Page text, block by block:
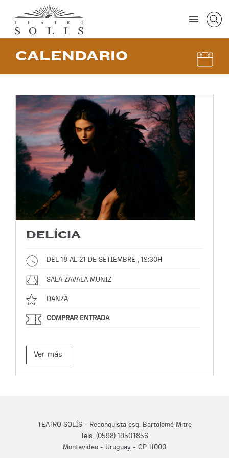
CALENDARIO
DELÍCIA
DEL 18 AL 21 DE SETIEMBRE , 19:30H
SALA ZAVALA MUNIZ
DANZA
COMPRAR ENTRADA
Ver más
TEATRO SOLÍS - Reconquista esq. Bartolomé Mitre
Tels. (0598) 1950.1856
Montevideo - Uruguay - CP 11000